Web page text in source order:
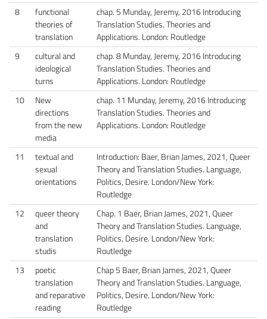
8
functional
theories of
translation
chap. 5 Munday, Jeremy, 2016 Introducing
Translation Studies. Theories and
Applications. London: Routledge
9
cultural and
ideological
turns
chap. 8 Munday, Jeremy, 2016 Introducing
Translation Studies. Theories and
Applications. London: Routledge
10
New
directions
from the new
media
chap. 11 Munday, Jeremy, 2016 Introducing
Translation Studies. Theories and
Applications. London: Routledge
11
textual and
sexual
orientations
Introduction: Baer, Brian James, 2021, Queer
Theory and Translation Studies. Language,
Politics, Desire. London/New York:
Routledge
12
queer theory
and
translation
studis
Chap. 1 Baer, Brian James, 2021, Queer
Theory and Translation Studies. Language,
Politics, Desire. London/New York:
Routledge
13
poetic
translation
and reparative
reading
Chap 5 Baer, Brian James, 2021, Queer
Theory and Translation Studies. Language,
Politics, Desire. London/New York:
Routledge